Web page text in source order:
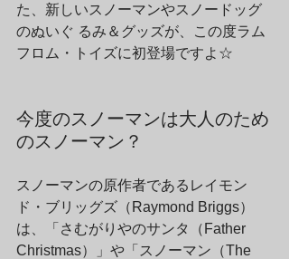
た、新しいスノーマンやスノードッグ
のぬいぐ るみ＆グッズが、この度ラム
フロム・トイズに初登場ですよ☆
今度のスノーマンは大人のため
のスノーマン？
スノーマンの原作者であるレイモン
ド・ブリッグズ（Raymond Briggs）
は、「さむがりやのサンタ（Father
Christmas）」や「スノーマン（The